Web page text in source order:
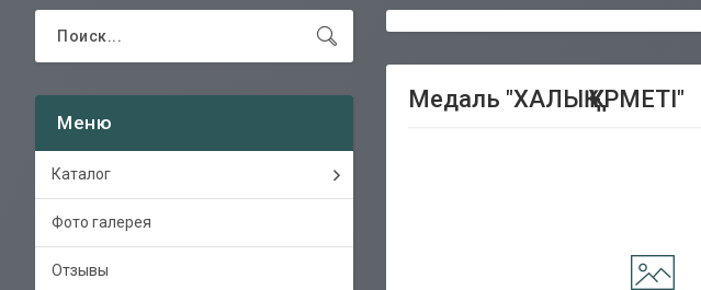
Медаль "ХАЛЫҚ ҚҰРМЕТІ"
Каталог
Фото галерея
Отзывы